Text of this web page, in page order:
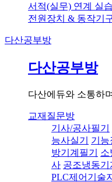
서적(실무) 연계 실
전원장치 & 동작기
다산공부방
다산공부방
다산에듀와 소통하
교재질문방
기사/공사필기
능사실기
기능
방기계필기
소
사 공조냉동
PLC제어기술